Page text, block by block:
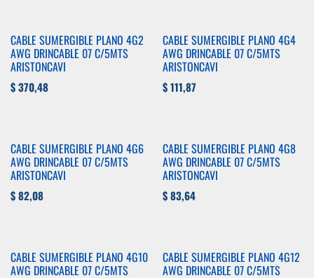
CABLE SUMERGIBLE PLANO 4G2
AWG DRINCABLE 07 C/5MTS
ARISTONCAVI
$370,48
CABLE SUMERGIBLE PLANO 4G4
AWG DRINCABLE 07 C/5MTS
ARISTONCAVI
$111,87
CABLE SUMERGIBLE PLANO 4G6
AWG DRINCABLE 07 C/5MTS
ARISTONCAVI
$82,08
CABLE SUMERGIBLE PLANO 4G8
AWG DRINCABLE 07 C/5MTS
ARISTONCAVI
$83,64
CABLE SUMERGIBLE PLANO 4G10
AWG DRINCABLE 07 C/5MTS
CABLE SUMERGIBLE PLANO 4G12
AWG DRINCABLE 07 C/5MTS